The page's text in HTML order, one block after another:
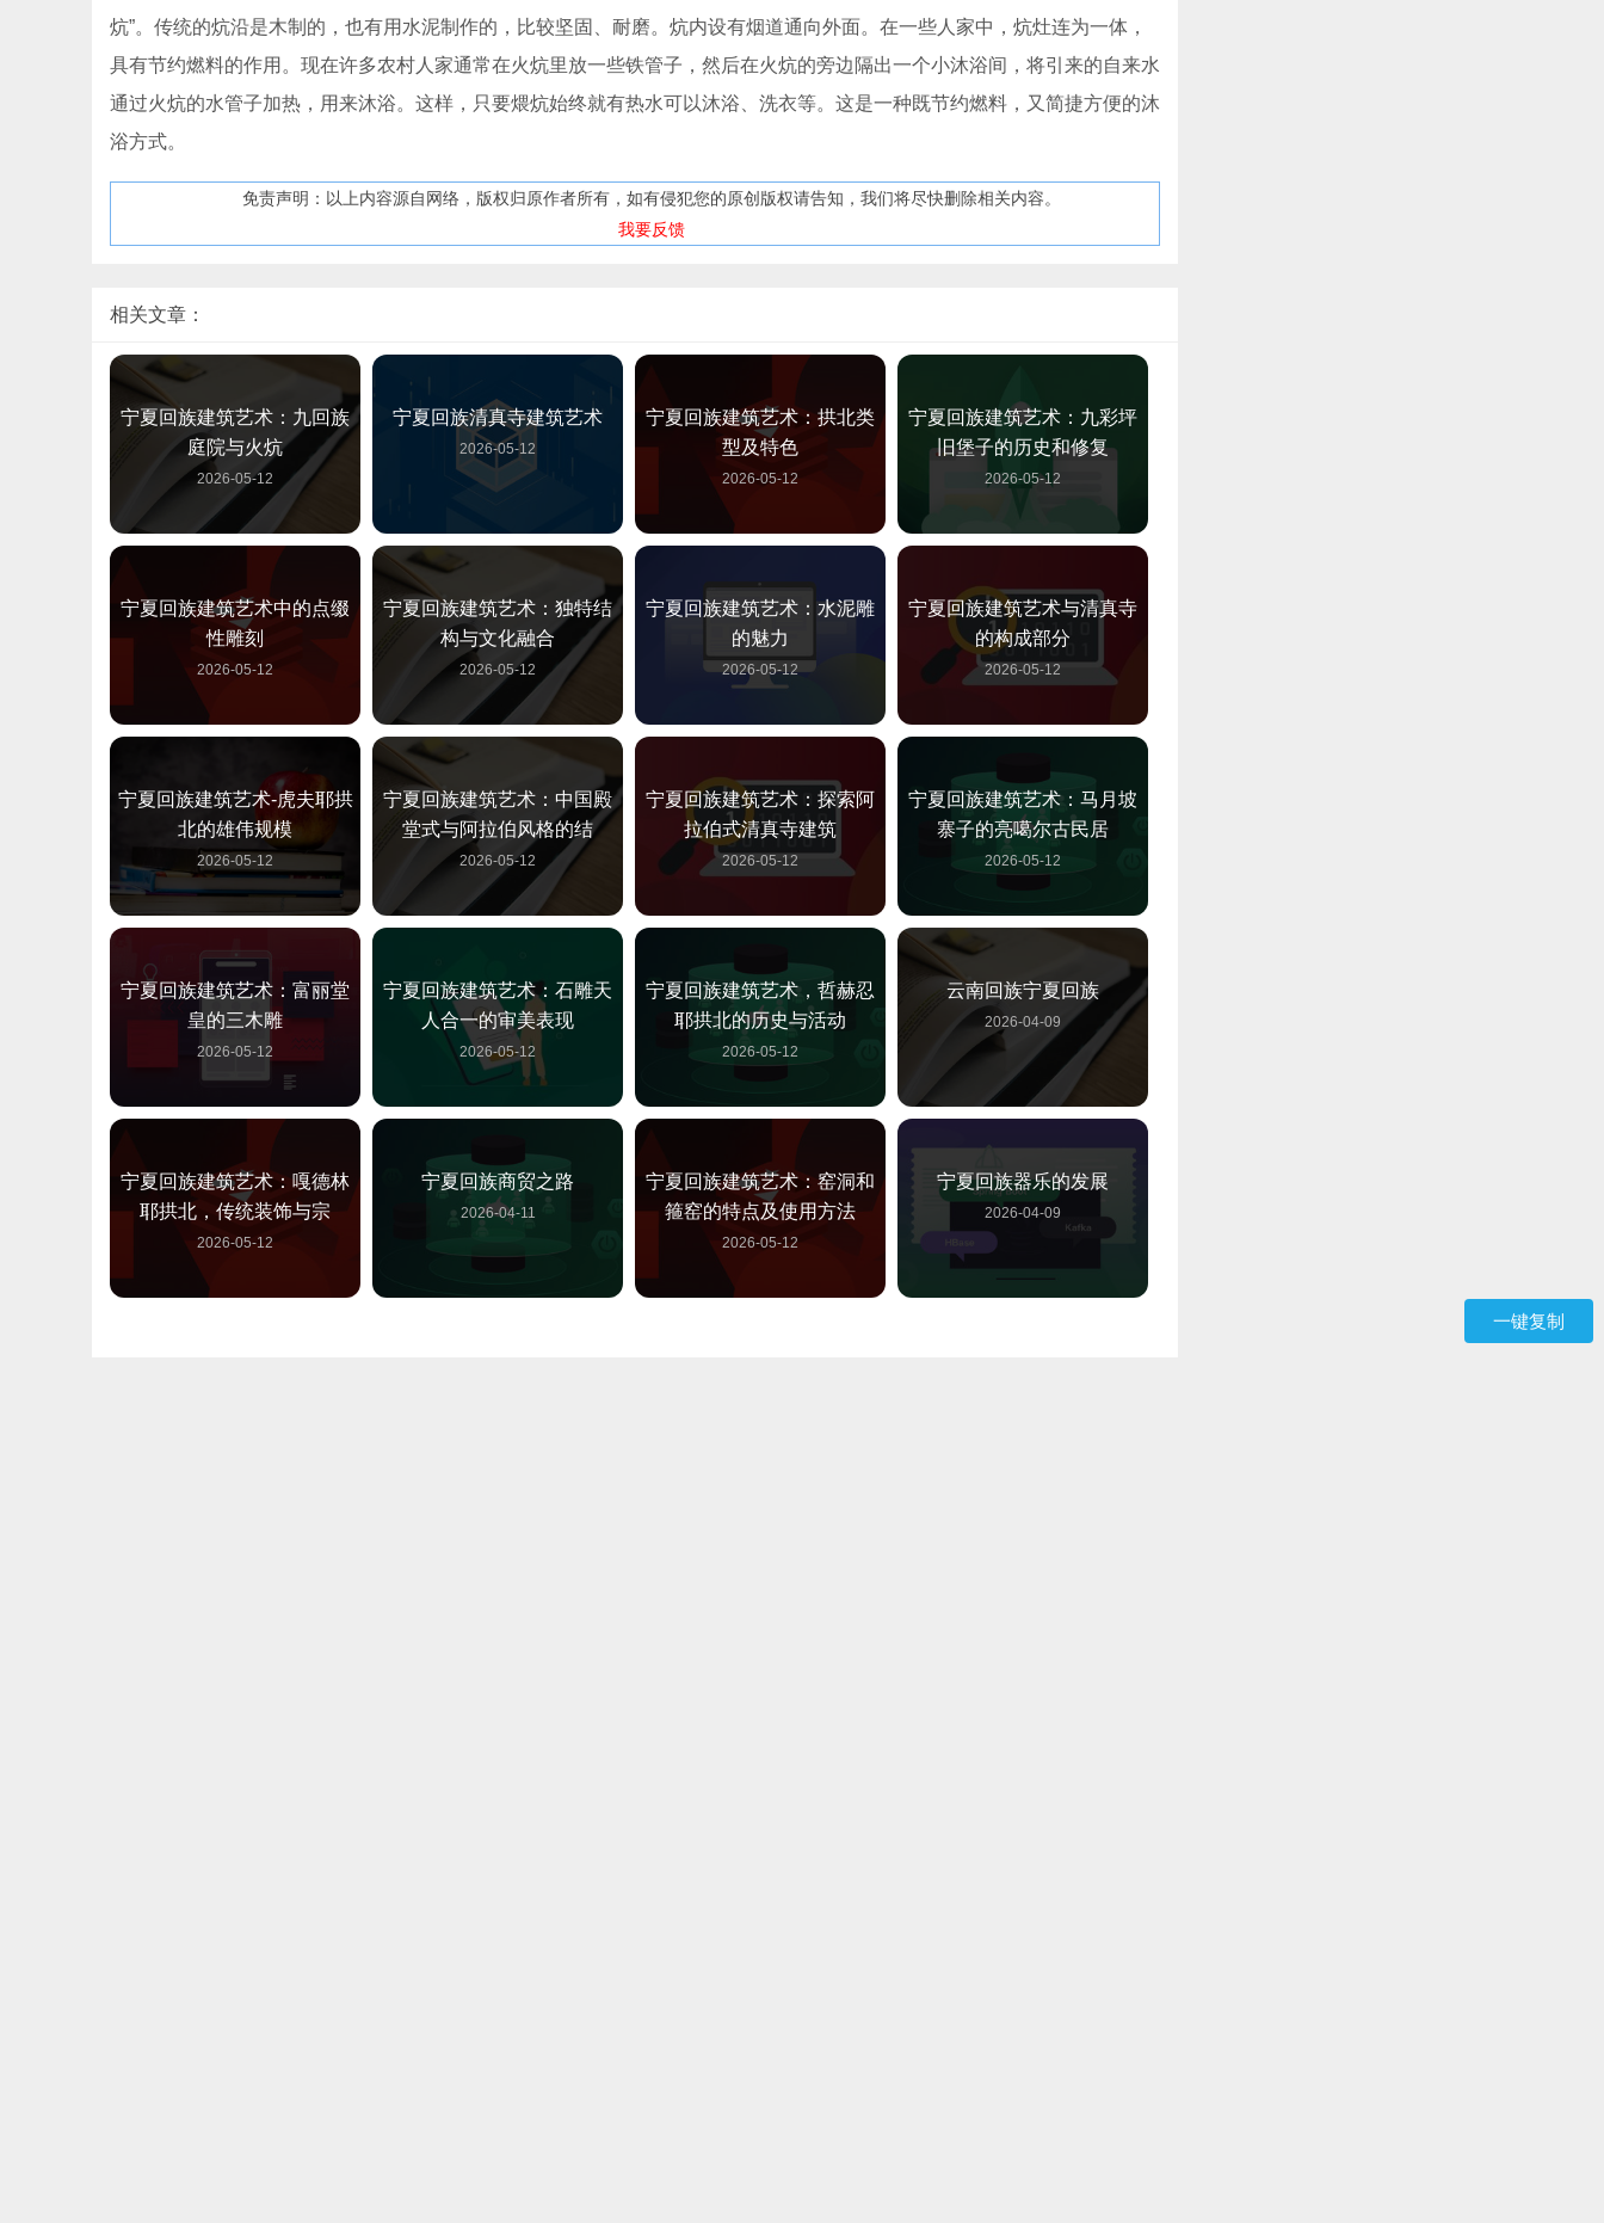
炕”。传统的炕沿是木制的，也有用水泥制作的，比较坚固、耐磨。炕内设有烟道通向外面。在一些人家中，炕灶连为一体，
具有节约燃料的作用。现在许多农村人家通常在火炕里放一些铁管子，然后在火炕的旁边隔出一个小沐浴间，将引来的自来水
通过火炕的水管子加热，用来沐浴。这样，只要煨炕始终就有热水可以沐浴、洗衣等。这是一种既节约燃料，又简捷方便的沐
浴方式。
免责声明：以上内容源自网络，版权归原作者所有，如有侵犯您的原创版权请告知，我们将尽快删除相关内容。
我要反馈
相关文章：
宁夏回族建筑艺术：九回族
庭院与火炕
2026-05-12
宁夏回族清真寺建筑艺术
2026-05-12
宁夏回族建筑艺术：拱北类
型及特色
2026-05-12
宁夏回族建筑艺术：九彩坪
旧堡子的历史和修复
2026-05-12
宁夏回族建筑艺术中的点缀
性雕刻
2026-05-12
宁夏回族建筑艺术：独特结
构与文化融合
2026-05-12
宁夏回族建筑艺术：水泥雕
的魅力
2026-05-12
宁夏回族建筑艺术与清真寺
的构成部分
2026-05-12
宁夏回族建筑艺术-虎夫耶拱
北的雄伟规模
2026-05-12
宁夏回族建筑艺术：中国殿
堂式与阿拉伯风格的结
2026-05-12
宁夏回族建筑艺术：探索阿
拉伯式清真寺建筑
2026-05-12
宁夏回族建筑艺术：马月坡
寨子的亮噶尔古民居
2026-05-12
宁夏回族建筑艺术：富丽堂
皇的三木雕
2026-05-12
宁夏回族建筑艺术：石雕天
人合一的审美表现
2026-05-12
宁夏回族建筑艺术，哲赫忍
耶拱北的历史与活动
2026-05-12
云南回族宁夏回族
2026-04-09
宁夏回族建筑艺术：嘎德林
耶拱北，传统装饰与宗
2026-05-12
宁夏回族商贸之路
2026-04-11
宁夏回族建筑艺术：窑洞和
箍窑的特点及使用方法
2026-05-12
宁夏回族器乐的发展
2026-04-09
一键复制